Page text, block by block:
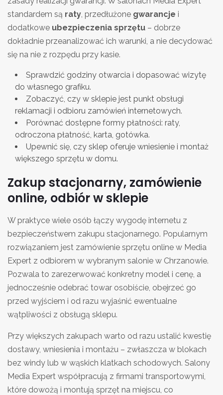
standardem są raty, przedłużone gwarancje i
dodatkowe ubezpieczenia sprzętu – dobrze
dokładnie przeanalizować ich warunki, a nie decydować
się na nie z rozpędu przy kasie.
Sprawdzić godziny otwarcia i dopasować wizytę
do własnego grafiku.
Zobaczyć, czy w sklepie jest punkt obsługi
reklamacji i odbioru zamówień internetowych.
Porównać dostępne formy płatności: raty,
odroczona płatność, karta, gotówka.
Upewnić się, czy sklep oferuje wniesienie i montaż
większego sprzętu w domu.
Zakup stacjonarny, zamówienie
online, odbiór w sklepie
W praktyce wiele osób łączy wygodę internetu z
bezpieczeństwem zakupu stacjonarnego. Popularnym
rozwiązaniem jest zamówienie sprzętu online w Media
Expert z odbiorem w wybranym salonie w Chrzanowie.
Pozwala to zarezerwować konkretny model i cenę, a
jednocześnie odebrać towar osobiście, obejrzeć go
przed wyjściem i od razu wyjaśnić ewentualne
wątpliwości z obsługą sklepu.
Przy większych zakupach warto od razu ustalić kwestię
dostawy, wniesienia i montażu – zwłaszcza w blokach
bez windy lub w wąskich klatkach schodowych. Salony
Media Expert współpracują z firmami transportowymi,
które dowożą i montują sprzęt na miejscu, co